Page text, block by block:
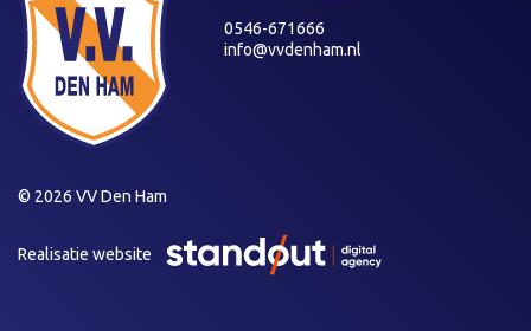
0546-671666
info@vvdenham.nl
© 2026 VV Den Ham
Realisatie website